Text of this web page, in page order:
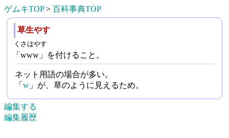
ゲムキTOP> 百科事典TOP
草生やす
くさはやす
「www」を付けること。
ネット用語の場合が多い。
「 w 」が、草のように見えるため。
編集する
編集履歴